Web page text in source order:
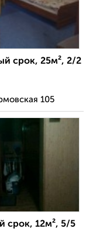
срок, 25м², 2/2
105
срок, 12м², 5/5